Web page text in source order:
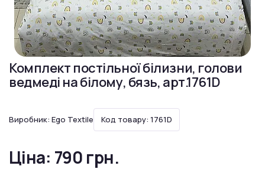
Комплект постільної білизни, голови
ведмеді на білому, бязь, арт.1761D
Виробник: Ego Textile Код товару: 1761D
Ціна: 790 грн.